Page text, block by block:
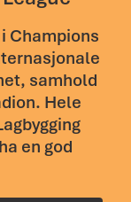
Champions
samhold
Hele
en god